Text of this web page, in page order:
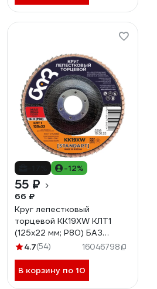
-12%
55 ₽
66 ₽
Круг лепестковый
торцевой KK19XW КЛТ1
(125х22 мм; P80) БАЗ
960000026079
4.7(54) 16046798
В корзину по 10